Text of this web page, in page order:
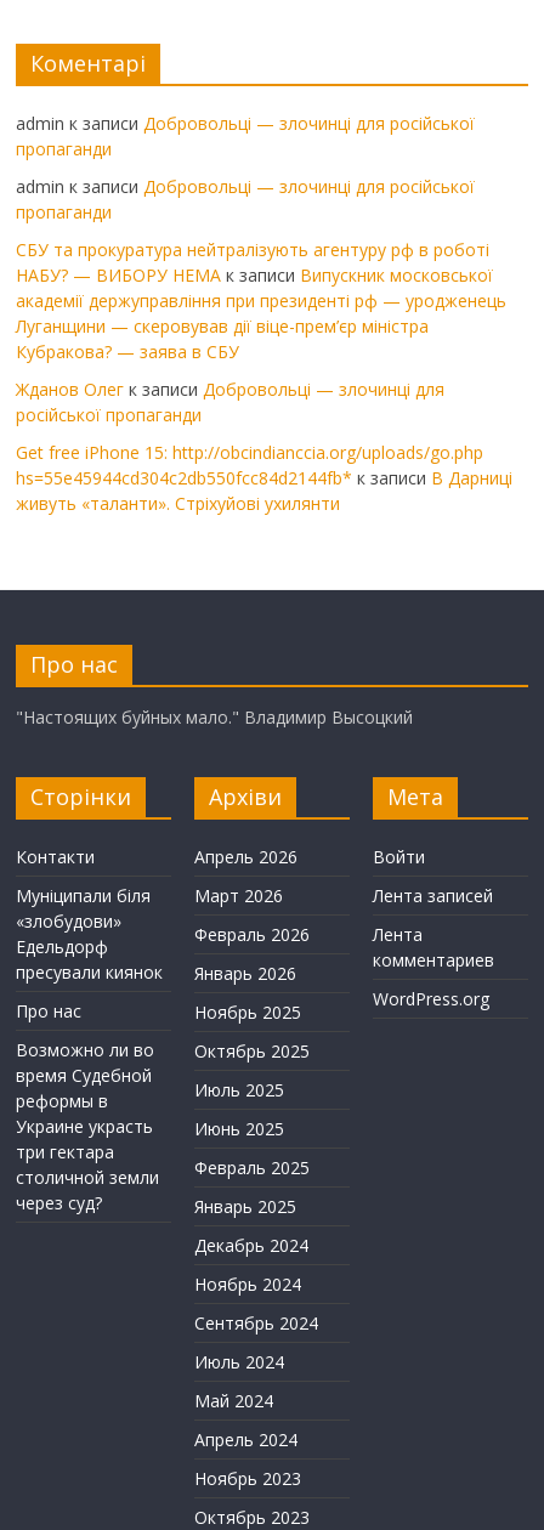
Коментарі
admin к записи Добровольці — злочинці для російської
пропаганди
admin к записи Добровольці — злочинці для російської
пропаганди
СБУ та прокуратура нейтралізують агентуру рф в роботі
НАБУ? — ВИБОРУ НЕМА к записи Випускник московської
академії держуправління при президенті рф — уродженець
Луганщини — скеровував дії віце-прем’єр міністра
Кубракова? — заява в СБУ
Жданов Олег к записи Добровольці — злочинці для
російської пропаганди
Get free iPhone 15: http://obcindianccia.org/uploads/go.php
hs=55e45944cd304c2db550fcc84d2144fb* к записи В Дарниці
живуть «таланти». Стріхуйові ухилянти
Про нас
"Настоящих буйных мало." Владимир Высоцкий
Сторінки
Контакти
Муніципали біля
«злобудови»
Едельдорф
пресували киянок
Про нас
Возможно ли во
время Судебной
реформы в
Украине украсть
три гектара
столичной земли
через суд?
Архіви
Апрель 2026
Март 2026
Февраль 2026
Январь 2026
Ноябрь 2025
Октябрь 2025
Июль 2025
Июнь 2025
Февраль 2025
Январь 2025
Декабрь 2024
Ноябрь 2024
Сентябрь 2024
Июль 2024
Май 2024
Апрель 2024
Ноябрь 2023
Октябрь 2023
Мета
Войти
Лента записей
Лента
комментариев
WordPress.org